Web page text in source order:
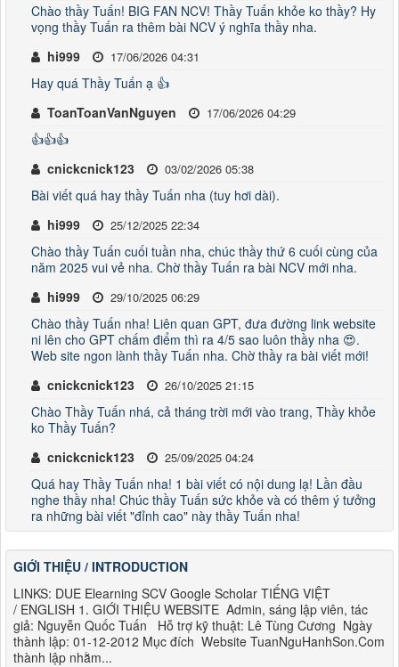
Chào thầy Tuấn! BIG FAN NCV! Thầy Tuấn khỏe ko thầy? Hy
vọng thầy Tuấn ra thêm bài NCV ý nghĩa thầy nha.
hi999
17/06/2026 04:31
Hay quá Thầy Tuấn ạ 👍
ToanToanVanNguyen
17/06/2026 04:29
👍👍👍
cnickcnick123
03/02/2026 05:38
Bài viết quá hay thầy Tuấn nha (tuy hơi dài).
hi999
25/12/2025 22:34
Chào thầy Tuấn cuối tuần nha, chúc thầy thứ 6 cuối cùng của
năm 2025 vui vẻ nha. Chờ thầy Tuấn ra bài NCV mới nha.
hi999
29/10/2025 06:29
Chào thầy Tuấn nha! Liên quan GPT, đưa đường link website
ni lên cho GPT chấm điểm thì ra 4/5 sao luôn thầy nha 😍.
Web site ngon lành thầy Tuấn nha. Chờ thầy ra bài viết mới!
cnickcnick123
26/10/2025 21:15
Chào Thầy Tuấn nhá, cả tháng trời mới vào trang, Thầy khỏe
ko Thầy Tuấn?
cnickcnick123
25/09/2025 04:24
Quá hay Thầy Tuấn nha! 1 bài viết có nội dung lạ! Lần đầu
nghe thầy nha! Chúc thầy Tuấn sức khỏe và có thêm ý tưởng
ra những bài viết "đỉnh cao" này thầy Tuấn nha!
GIỚI THIỆU / INTRODUCTION
LINKS: DUE Elearning SCV Google Scholar TIẾNG VIỆT
/ ENGLISH 1. GIỚI THIỆU WEBSITE Admin, sáng lập viên, tác
giả: Nguyễn Quốc Tuấn Hỗ trợ kỹ thuật: Lê Tùng Cương Ngày
thành lập: 01-12-2012 Mục đích Website TuanNguHanhSon.Com
thành lập nhằm...